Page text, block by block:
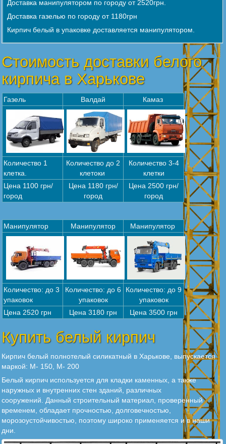
Доставка манипулятором по городу от 2520грн.
Доставка газелью по городу от 1180грн
Кирпич белый в упаковке доставляется манипулятором.
Стоимость доставки белого
кирпича в Харькове
Газель Валдай Камаз
Количество 1
клетка.
Количество до 2
клетоки
Количество 3-4
клетки
Цена 1100 грн/
город
Цена 1180 грн/
город
Цена 2500 грн/
город
Манипулятор Манипулятор Манипулятор
Количество: до 3
упаковок
Количество: до 6
упаковок
Количество: до 9
упаковок
Цена 2520 грн
Цена 3180 грн Цена 3500 грн
Купить белый кирпич
Кирпич белый полнотелый силикатный в Харькове, выпускается
маркой: М- 150, М- 200
Белый кирпич используется для кладки каменных, а также
наружных и внутренних стен зданий, различных
сооружений. Данный строительный материал, проверенный
временем, обладает прочностью, долговечностью,
морозоустойчивостью, поэтому широко применяется и в наши
дни.